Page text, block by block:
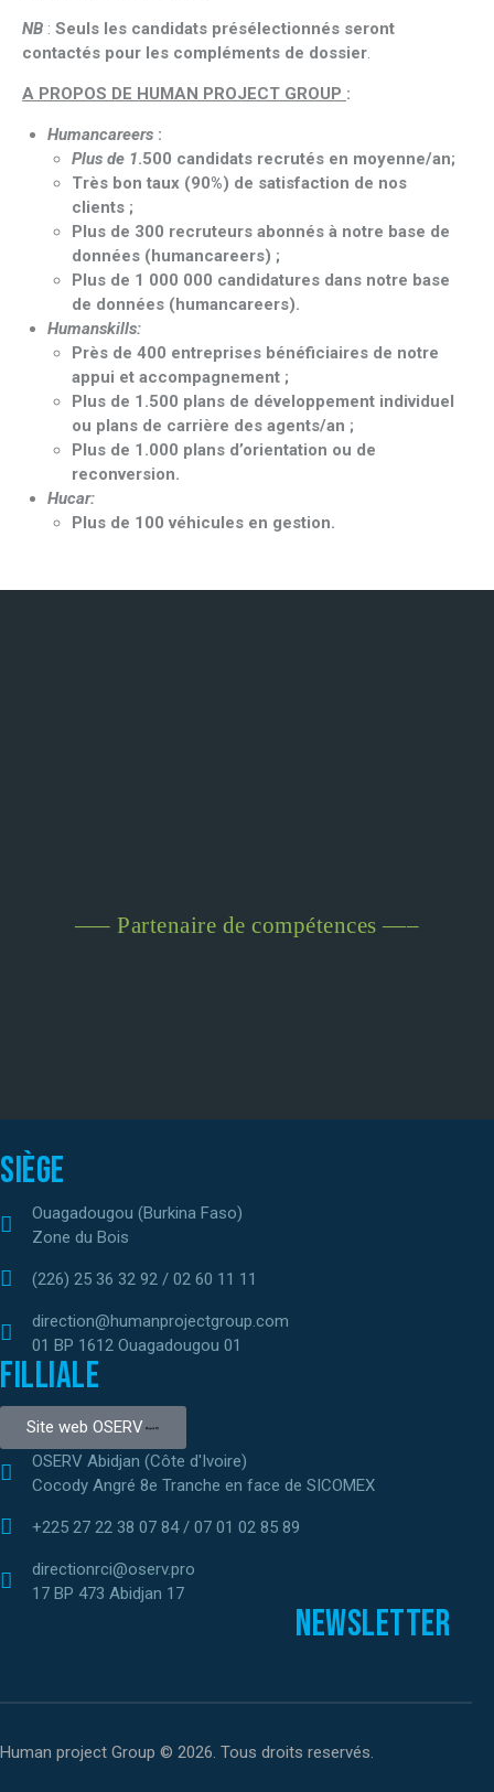
NB : Seuls les candidats présélectionnés seront
contactés pour les compléments de dossier.
A PROPOS DE HUMAN PROJECT GROUP :
Humancareers:
Plus de 1.500 candidats recrutés en moyenne/an;
Très bon taux (90%) de satisfaction de nos
clients ;
Plus de 300 recruteurs abonnés à notre base de
données (humancareers) ;
Plus de 1 000 000 candidatures dans notre base
de données (humancareers).
Humanskills:
Près de 400 entreprises bénéficiaires de notre
appui et accompagnement ;
Plus de 1.500 plans de développement individuel
ou plans de carrière des agents/an ;
Plus de 1.000 plans d’orientation ou de
reconversion.
Hucar:
Plus de 100 véhicules en gestion.
—– Partenaire de compétences —–
Siège
Ouagadougou (Burkina Faso)
Zone du Bois
(226) 25 36 32 92 / 02 60 11 11
direction@humanprojectgroup.com
01 BP 1612 Ouagadougou 01
Filliale
Site web OSERV
OSERV Abidjan (Côte d'Ivoire)
Cocody Angré 8e Tranche en face de SICOMEX
+225 27 22 38 07 84 / 07 01 02 85 89
directionrci@oserv.pro
17 BP 473 Abidjan 17
Newsletter
Human project Group © 2026. Tous droits reservés.